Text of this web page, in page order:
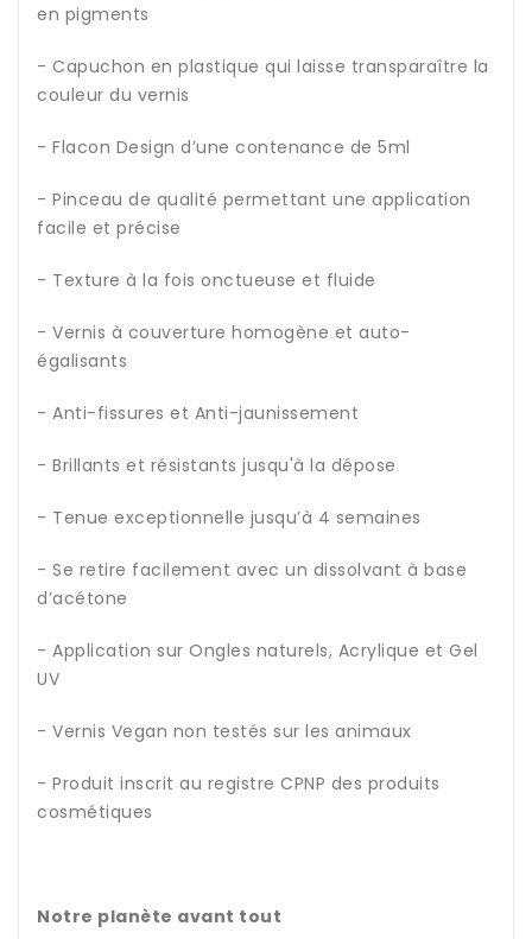
en pigments
- Capuchon en plastique qui laisse transparaître la
couleur du vernis
- Flacon Design d’une contenance de 5ml
- Pinceau de qualité permettant une application
facile et précise
- Texture à la fois onctueuse et fluide
- Vernis à couverture homogène et auto-
égalisants
- Anti-fissures et Anti-jaunissement
- Brillants et résistants jusqu'à la dépose
- Tenue exceptionnelle jusqu’à 4 semaines
- Se retire facilement avec un dissolvant à base
d’acétone
- Application sur Ongles naturels, Acrylique et Gel
UV
- Vernis Vegan non testés sur les animaux
- Produit inscrit au registre CPNP des produits
cosmétiques
Notre planète avant tout